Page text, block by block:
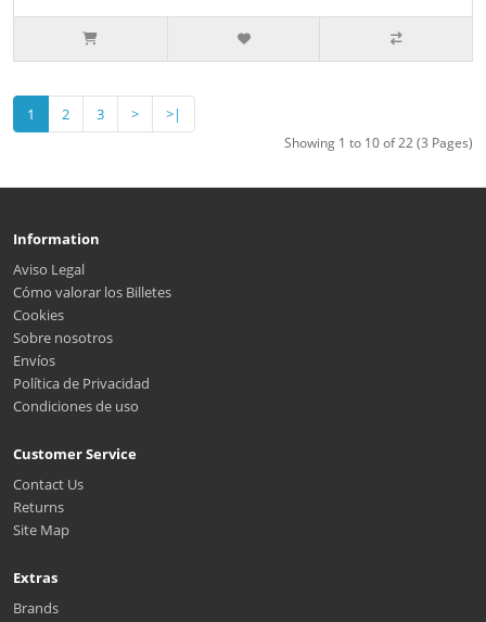
1 2 3 > >|
Showing 1 to 10 of 22 (3 Pages)
Information
Aviso Legal
Cómo valorar los Billetes
Cookies
Sobre nosotros
Envíos
Política de Privacidad
Condiciones de uso
Customer Service
Contact Us
Returns
Site Map
Extras
Brands